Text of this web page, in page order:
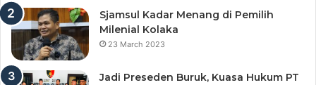
Sjamsul Kadar Menang di Pemilih
Milenial Kolaka
23 March 2023
Jadi Preseden Buruk, Kuasa Hukum PT